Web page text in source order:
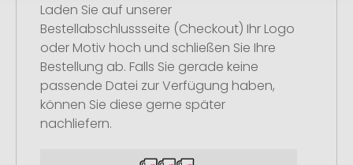
Laden Sie auf unserer
Bestellabschlussseite (Checkout) Ihr Logo
oder Motiv hoch und schließen Sie Ihre
Bestellung ab. Falls Sie gerade keine
passende Datei zur Verfügung haben,
können Sie diese gerne später
nachliefern.